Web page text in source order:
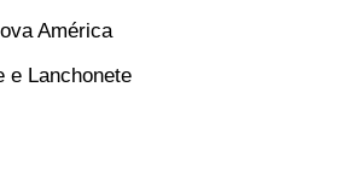
América
e Lanchonete